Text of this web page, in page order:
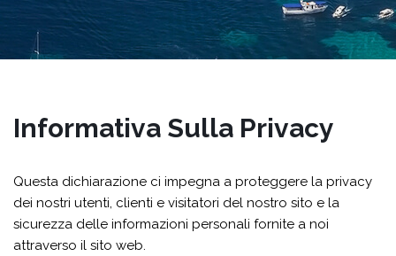
Informativa Sulla Privacy
Questa dichiarazione ci impegna a proteggere la privacy
dei nostri utenti, clienti e visitatori del nostro sito e la
sicurezza delle informazioni personali fornite a noi
attraverso il sito web.